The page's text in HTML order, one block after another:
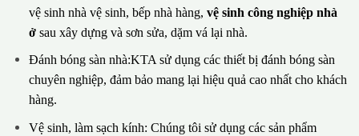
vệ sinh nhà vệ sinh, bếp nhà hàng, vệ sinh công nghiệp nhà
ởsau xây dựng và sơn sửa, dặm vá lại nhà.
Đánh bóng sàn nhà:KTA sử dụng các thiết bị đánh bóng sàn
chuyên nghiệp, đảm bảo mang lại hiệu quả cao nhất cho khách
hàng.
Vệ sinh, làm sạch kính: Chúng tôi sử dụng các sản phẩm